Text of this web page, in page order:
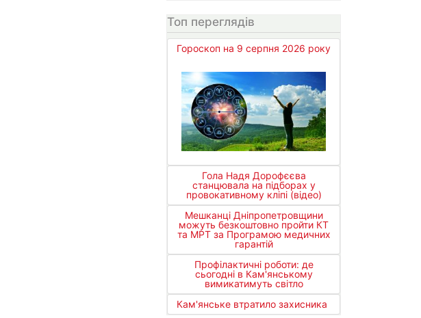
Топ переглядів
Гороскоп на 9 серпня 2026 року
Гола Надя Дорофєєва
станцювала на підборах у
провокативному кліпі (відео)
Мешканці Дніпропетровщини
можуть безкоштовно пройти КТ
та МРТ за Програмою медичних
гарантій
Профілактичні роботи: де
сьогодні в Кам'янському
вимикатимуть світло
Кам'янське втратило захисника